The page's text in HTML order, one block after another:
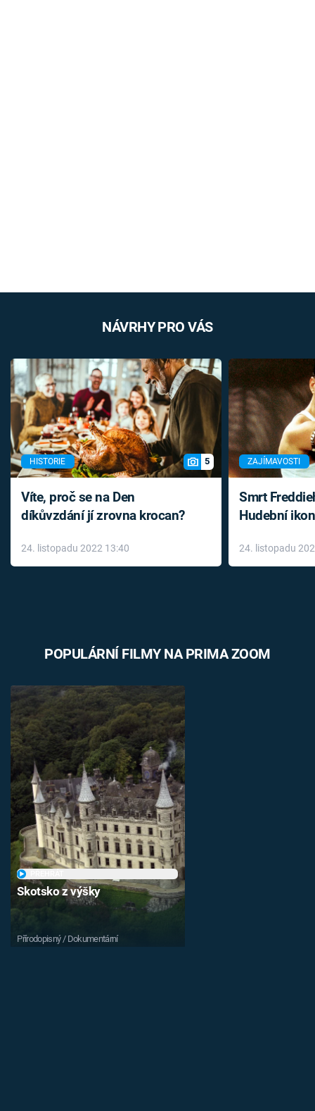
NÁVRHY PRO VÁS
HISTORIE 5
Víte, proč se na Den
díkůvzdání jí zrovna krocan?
24. listopadu 2022 13:40
ZAJÍMAVOSTI
Smrt
Hudební
léky
24. listopadu
POPULÁRNÍ FILMY NA PRIMA ZOOM
Skotsko z výšky
Přírodopisný / Dokumentární